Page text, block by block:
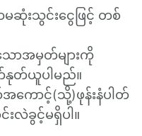
ဆုံးသွင်းငွေဖြင့် တစ်
ာအမှတ်များကို
နုတ်ယူပါမည်။
ကောင့်(သို့)ဖုန်းနံပါတ်
လဲခွင့်မရှိပါ။